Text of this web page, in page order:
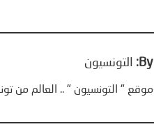
By: التونسيون
موقع " التونسيون " .. العالم من